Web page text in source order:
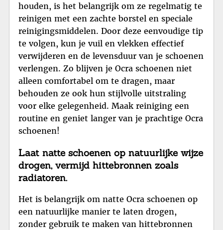
houden, is het belangrijk om ze regelmatig te
reinigen met een zachte borstel en speciale
reinigingsmiddelen. Door deze eenvoudige tip
te volgen, kun je vuil en vlekken effectief
verwijderen en de levensduur van je schoenen
verlengen. Zo blijven je Ocra schoenen niet
alleen comfortabel om te dragen, maar
behouden ze ook hun stijlvolle uitstraling
voor elke gelegenheid. Maak reiniging een
routine en geniet langer van je prachtige Ocra
schoenen!
Laat natte schoenen op natuurlijke wijze
drogen, vermijd hittebronnen zoals
radiatoren.
Het is belangrijk om natte Ocra schoenen op
een natuurlijke manier te laten drogen,
zonder gebruik te maken van hittebronnen